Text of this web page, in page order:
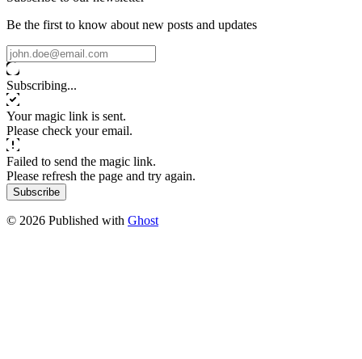
Be the first to know about new posts and updates
Subscribing...
Your magic link is sent.
Please check your email.
Failed to send the magic link.
Please refresh the page and try again.
Subscribe
© 2026 Published with Ghost